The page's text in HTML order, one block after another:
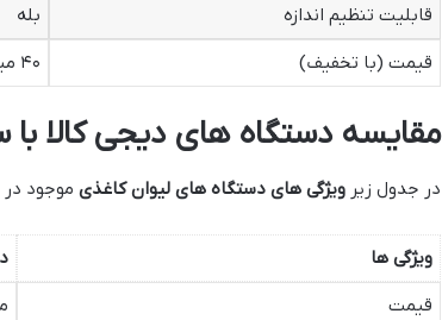
قابلیت تنظیم اندازه
بله
قیمت (با تخفیف)
۴۰ میلیون تومان
مقایسه دستگاه های دیجی کالا با
در جدول زیرویژگی های دستگاه های لیوان کاغذی موجود در
ویژگی ها
قیمت